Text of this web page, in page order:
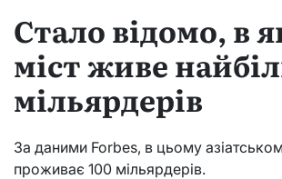
Стало відомо, в
міст живе
мільярдерів
За даними Forbes, в цьому
проживає 100 мільярдерів.